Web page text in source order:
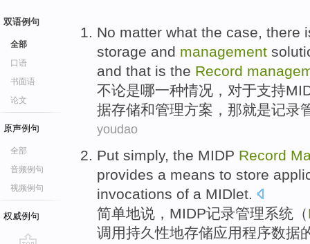
双语例句
全部
口语
书面语
论文
原声例句
全部
音频例句
视频例句
权威例句
No matter what the case, there
storage and management
and that is the Record
不论是哪一种情况 ， 对于支持
据存储和管理方案 ， 那就是记录
youdao
Put simply, the MIDP Record
provides a means to store
invocations of a MIDlet.
简单地说， MIDP记录管理系统 （
调用持久性地存储应用程序数据